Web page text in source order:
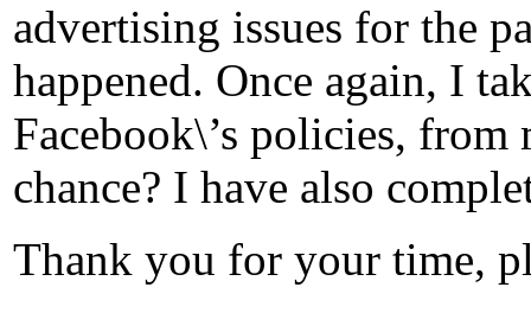
advertising issues for the
happened. Once again, I
Facebook\’s policies,
chance? I have also
Thank you for your time,